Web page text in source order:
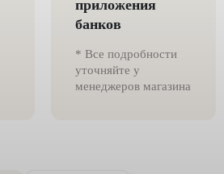
приложения
банков
* Все подробности
уточняйте у
менеджеров магазина